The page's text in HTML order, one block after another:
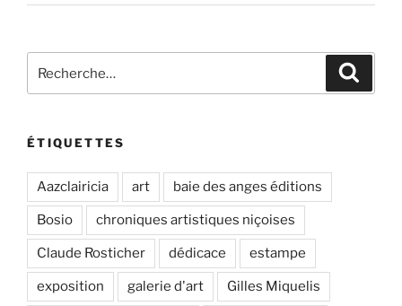
pour
ÉTIQUETTES
Aazclairicia art baie des anges éditions
Bosio chroniques artistiques niçoises
Claude Rosticher dédicace estampe
exposition galerie d'art Gilles Miquelis